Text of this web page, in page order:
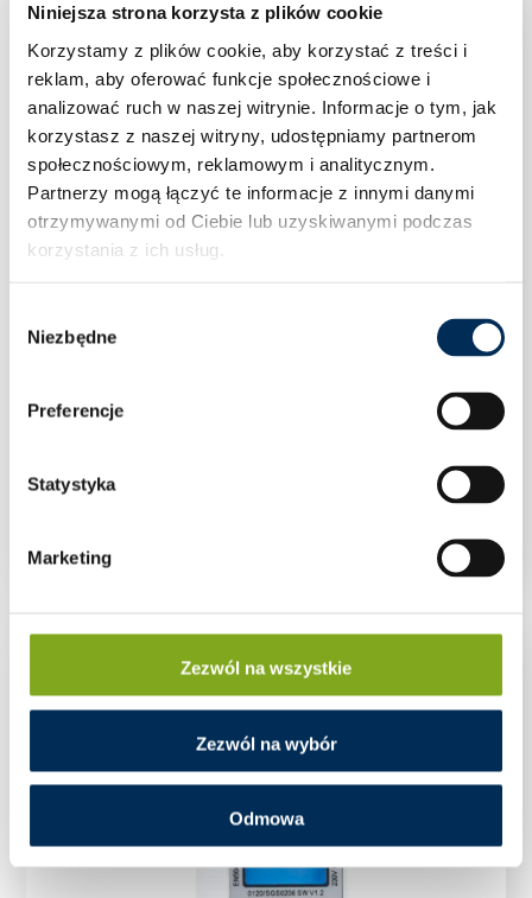
Niniejsza strona korzysta z plików cookie
Korzystamy z plików cookie, aby korzystać z treści i
reklam, aby oferować funkcje społecznościowe i
analizować ruch w naszej witrynie. Informacje o tym, jak
korzystasz z naszej witryny, udostępniamy partnerom
społecznościowym, reklamowym i analitycznym.
Partnerzy mogą łączyć te informacje z innymi danymi
otrzymywanymi od Ciebie lub uzyskiwanymi podczas
korzystania z ich usług.
zgody
Niezbędne
Preferencje
Statystyka
Marketing
Zezwól na wszystkie
Zezwól na wybór
Odmowa